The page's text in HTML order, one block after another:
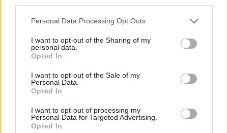
Please note that this website/app uses one or more Google
not limited to your visit or usage behaviour. You may click to
grant or deny consent to Google and its third-party tags to
use your data for below specified purposes in below Google
consent section.
Personal Data Processing Opt Outs
I want to opt-out of the Sharing of my
personal data.
Opted In
I want to opt-out of the Sale of my
Personal Data.
Opted In
I want to opt-out of processing my
Personal Data for Targeted Advertising.
Opted In